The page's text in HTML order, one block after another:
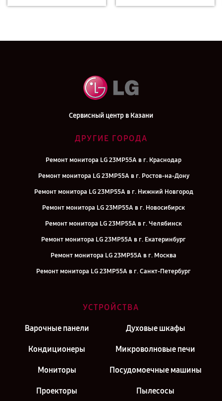
Сервисный центр в Казани
ДРУГИЕ ГОРОДА
Ремонт монитора LG 23MP55A в г. Краснодар
Ремонт монитора LG 23MP55A в г. Ростов-на-Дону
Ремонт монитора LG 23MP55A в г. Нижний Новгород
Ремонт монитора LG 23MP55A в г. Новосибирск
Ремонт монитора LG 23MP55A в г. Челябинск
Ремонт монитора LG 23MP55A в г. Екатеринбург
Ремонт монитора LG 23MP55A в г. Москва
Ремонт монитора LG 23MP55A в г. Санкт-Петербург
УСТРОЙСТВА
Варочные панели Духовые шкафы
Кондиционеры Микроволновые печи
Мониторы Посудомоечные машины
Проекторы Пылесосы